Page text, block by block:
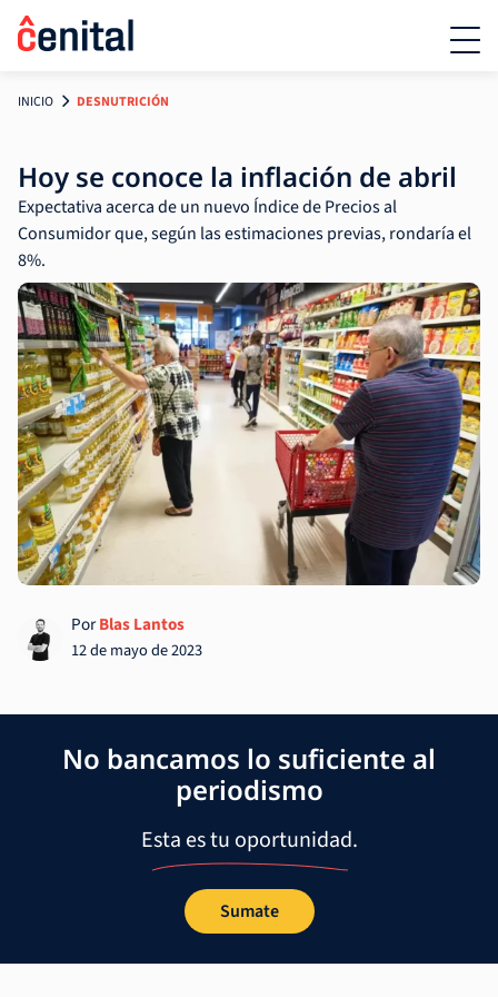
INICIO DESNUTRICIÓN
Hoy se conoce la inflación de abril
Expectativa acerca de un nuevo Índice de Precios al
Consumidor que, según las estimaciones previas, rondaría el
8%.
PorBlas Lantos
12 de mayo de 2023
No bancamos lo suficiente al
periodismo
Esta es tu oportunidad.
Sumate